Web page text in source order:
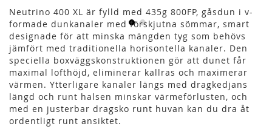
Neutrino 400 XL är fylld med 435g 800FP, gåsdun i v-
formade dunkanaler med förskjutna sömmar, smart
designade för att minska mängden tyg som behövs
jämfört med traditionella horisontella kanaler. Den
speciella boxväggskonstruktionen gör att dunet får
maximal lofthöjd, eliminerar kallras och maximerar
värmen. Ytterligare kanaler längs med dragkedjans
längd och runt halsen minskar värmeförlusten, och
med en justerbar dragsko runt huvan kan du dra åt
ordentligt runt ansiktet.